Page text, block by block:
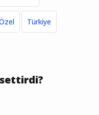
Türkiye